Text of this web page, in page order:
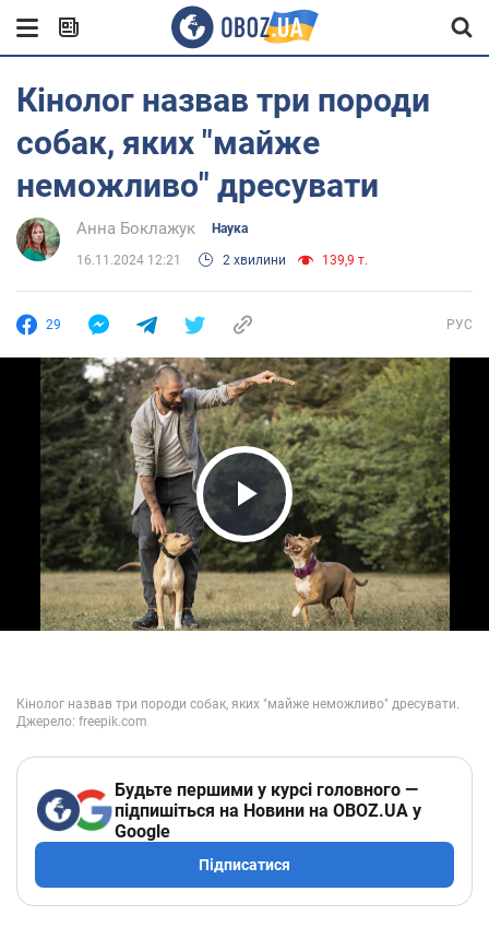
Кінолог назвав три породи
собак, яких "майже
неможливо" дресувати
Анна Боклажук Наука
16.11.2024 12:21 2 хвилини 139,9 т.
29 РУС
Play Video
Будьте першими у курсі головного —
підпишіться на Новини на OBOZ.UA у
Google
Підписатися